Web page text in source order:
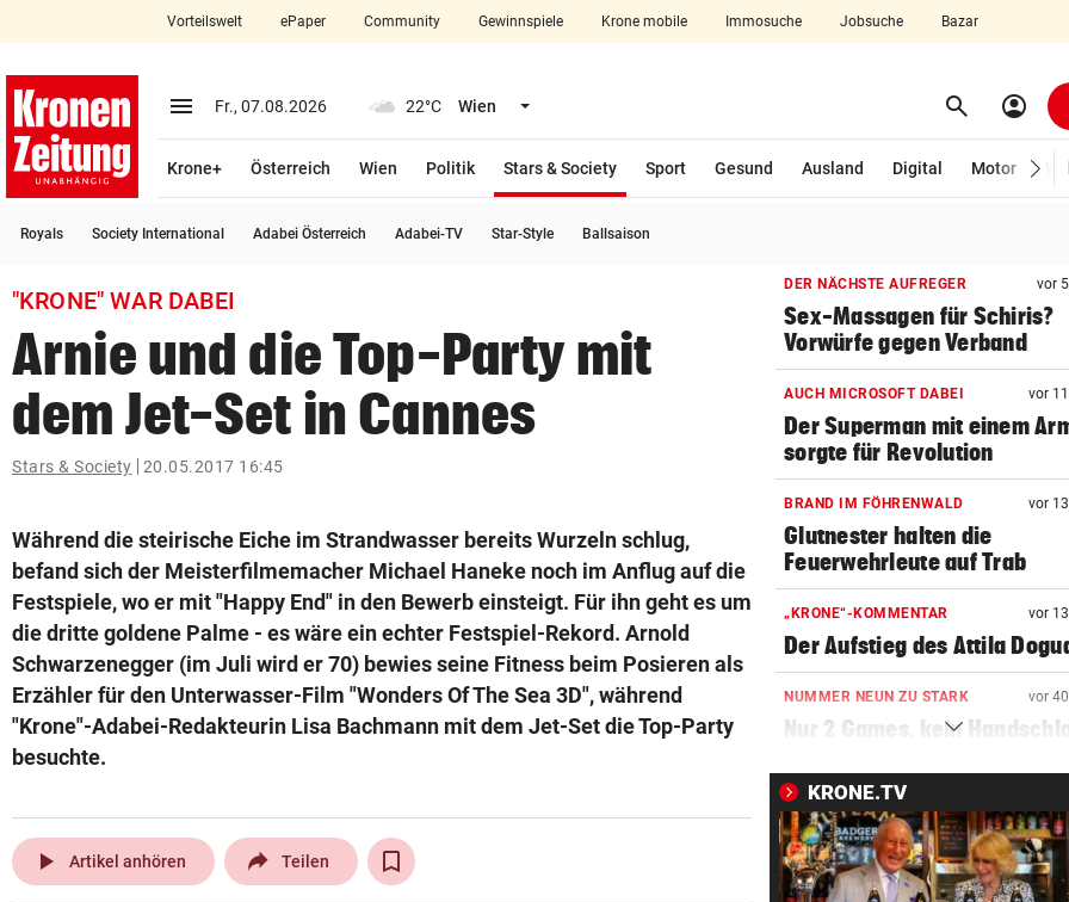
closeSchließen
account_circle Anmelden
arrow_right
search
Suchbegriff
eingeben
Muthgasse 2, 1190 Wien
Vorteilswelt ePaper Community Gewinnspiele Krone mobile Immosuche Jobsuche Bazar
menu Menü aufklappen
Fr., 07.08.2026 22°C Wien Menü aufklappen search Suchen
account_circle
Krone+ Österreich Wien Politik Stars & Society
Sport
Gesund Ausland Digital Motor
Royals Society International Adabei Österreich Adabei-TV Star-Style Ballsaison
"KRONE" WAR DABEI
Arnie und die Top-Party mit
dem Jet-Set in Cannes
Stars & Society 20.05.2017 16:45
Während die steirische Eiche im Strandwasser bereits Wurzeln schlug,
befand sich der Meisterfilmemacher Michael Haneke noch im Anflug auf die
Festspiele, wo er mit "Happy End" in den Bewerb einsteigt. Für ihn geht es um
die dritte goldene Palme - es wäre ein echter Festspiel-Rekord. Arnold
Schwarzenegger (im Juli wird er 70) bewies seine Fitness beim Posieren als
Erzähler für den Unterwasser-Film "Wonders Of The Sea 3D", während
"Krone"-Adabei-Redakteurin Lisa Bachmann mit dem Jet-Set die Top-Party
besuchte.
play_arrow Artikel anhören Teilen
DER NÄCHSTE AUFREGER vor
Sex-Massagen für Schiris?
Vorwürfe gegen Verband
AUCH MICROSOFT DABEI vor
Der Superman mit einem
sorgte für Revolution
BRAND IM FÖHRENWALD vor
Glutnester halten die
Feuerwehrleute auf Trab
„KRONE“-KOMMENTAR vor
Der Aufstieg des Attila
NUMMER NEUN ZU STARK vor
Nur 2 Games, kein
GUT-BEHRAMI HÖRT AUF
Ski-Paukenschlag: Verband
„nicht vorbeireitet“
KRONE.TV